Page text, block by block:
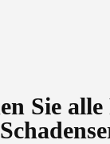
Sie